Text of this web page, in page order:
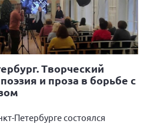
Творческий
и проза в борьбе с
Петербурге состоялся